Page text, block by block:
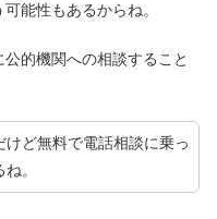
能性もあるからね。
的機関への相談すること
ど無料で電話相談に乗っ
。